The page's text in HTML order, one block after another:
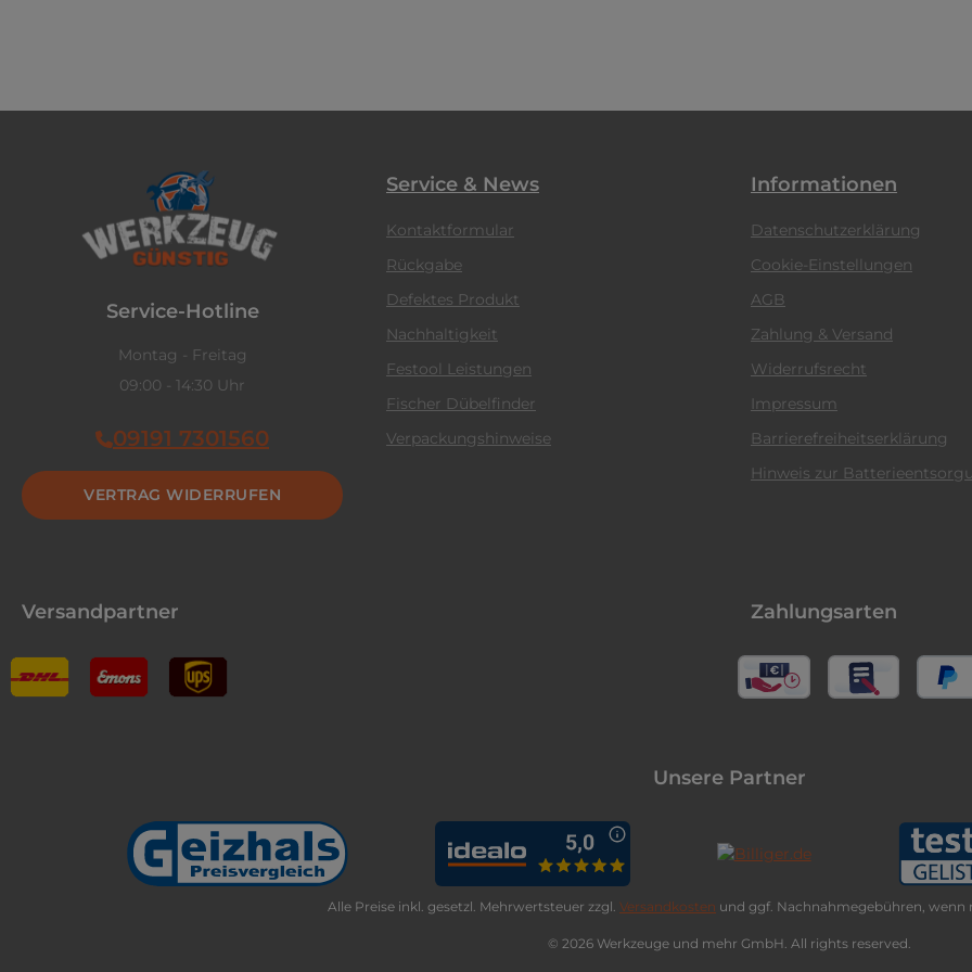
Service-Hotline
Montag - Freitag
09:00 - 14:30 Uhr
09191 7301560
VERTRAG WIDERRUFEN
Service & News
Kontaktformular
Rückgabe
Defektes Produkt
Nachhaltigkeit
Festool Leistungen
Fischer Dübelfinder
Verpackungshinweise
Informationen
Datenschutzerklärung
Cookie-Einstellungen
AGB
Zahlung & Versand
Widerrufsrecht
Impressum
Barrierefreiheitserklärung
Hinweis zur
Versandpartner Zahlungsarten
Unsere Partner
Alle Preise inkl. gesetzl. Mehrwertsteuer zzgl. Versandkosten und ggf. Nachnahmegebühren, wenn
© 2026 Werkzeuge und mehr GmbH. All rights reserved.